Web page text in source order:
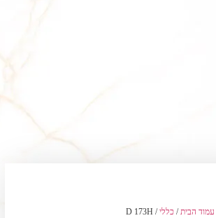
עמוד הבית/ כללי/ D 173H